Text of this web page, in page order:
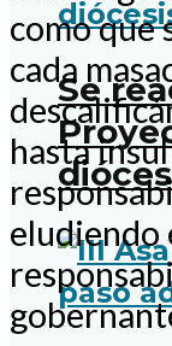
Se
como que
cada
hasta
eludiendo